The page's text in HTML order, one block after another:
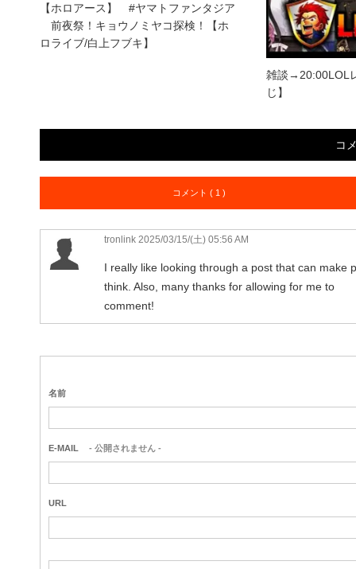
【ホロアース】 #ヤマトファンタジア
前夜祭！キョウノミヤコ探検！【ホ
ロライブ/白上フブキ】
雑談→20:00LOL
じ】
コ
コメント ( 1 )
tronlink 2025/03/15/(土) 05:56 AM
I really like looking through a post that can make
think. Also, many thanks for allowing for me to
comment!
名前
E-MAIL - 公開されません -
URL